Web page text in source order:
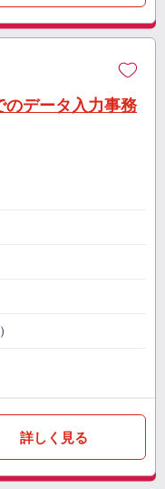
のデータ入力事務
詳しく見る